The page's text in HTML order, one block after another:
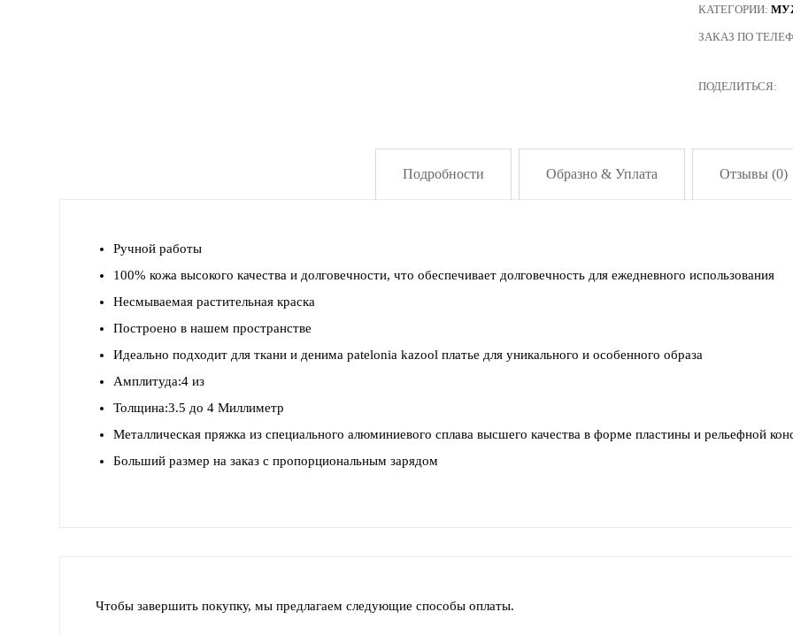
КАТЕГОРИИ:
ЗАКАЗ ПО
ПОДЕЛИТЬСЯ:
Подробности Образно & Уплата Отзывы (0)
Ручной работы
100% кожа высокого качества и долговечности, что обеспечивает долговечность для ежедневного использования
Несмываемая растительная краска
Построено в нашем пространстве
Идеально подходит для ткани и денима patelonia kazool платье для уникального и особенного образа
Амплитуда:4 из
Толщина:3.5 до 4 Миллиметр
Металлическая пряжка из специального алюминиевого сплава высшего качества в форме пластины и рельефной
Больший размер на заказ с пропорциональным зарядом
Чтобы завершить покупку, мы предлагаем следующие способы оплаты.